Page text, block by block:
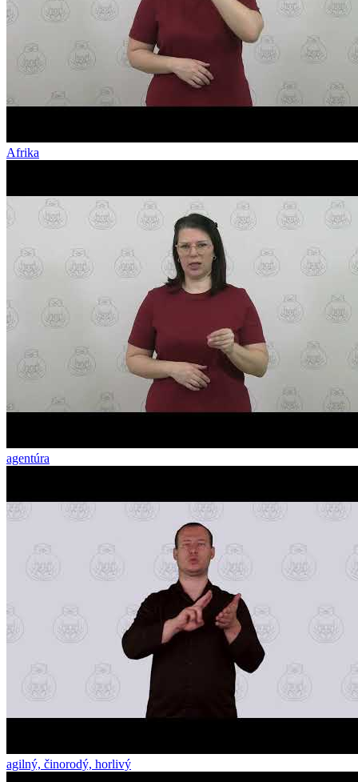
Afrika
agentúra
agilný, činorodý, horlivý